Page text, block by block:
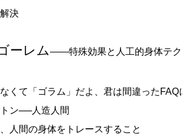
決
ーレム――特殊効果と人工的身体テク
くて「ゴラム」だよ、君は間違ったFAQ
ン──人造人間
人間の身体をトレースすること